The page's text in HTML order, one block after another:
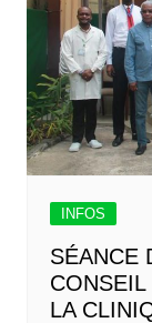
INFOS
SÉANCE
LA